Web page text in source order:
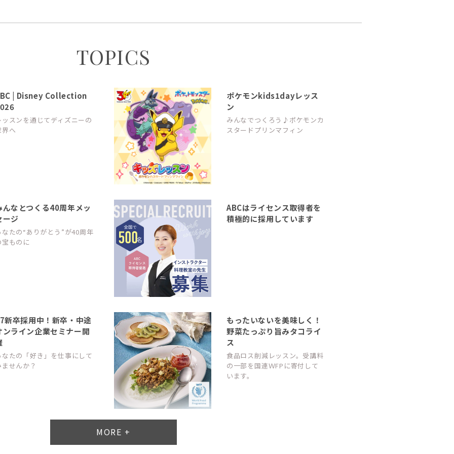
TOPICS
| Disney Collection
ッスンを通じてディズニーの
界へ
ポケモンkids1dayレッス
ン
みんなでつくろう♪ポケモンカ
スタードプリンマフィン
んなとつくる40周年メッ
ージ
なたの“ありがとう”が40周年
宝ものに
ABCはライセンス取得者を
積極的に採用しています
新卒採用中！新卒・中途
ンライン企業セミナー開
なたの「好き」を仕事にして
せんか？
もったいないを美味しく！
野菜たっぷり旨みタコライ
ス
食品ロス削減レッスン。受講料
の一部を国連ＷFPに寄付して
います。
MORE +